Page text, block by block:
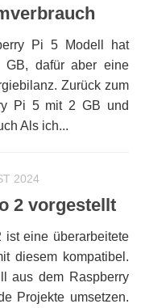
Pi 5 Modell hat
dafür aber eine
Zurück zum
Pi 5 mit 2 GB und
Als ich...
2024
2 vorgestellt
ist eine überarbeitete
diesem kompatibel.
aus dem Raspberry
Projekte umsetzen.